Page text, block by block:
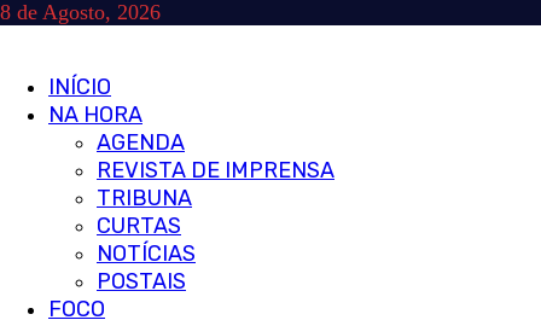
Skip
8 de Agosto, 2026
Primary
Menu
INÍCIO
NA HORA
AGENDA
REVISTA DE IMPRENSA
TRIBUNA
CURTAS
NOTÍCIAS
POSTAIS
FOCO